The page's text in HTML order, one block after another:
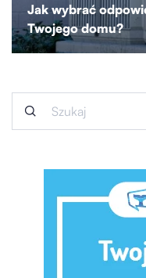
Jak wybrać
Twojego domu?